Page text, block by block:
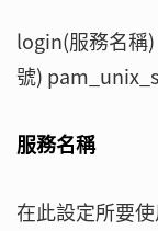
login(服務名稱
號)
服務名稱
在此設定所要